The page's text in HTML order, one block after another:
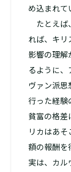
め込まれて
たとえば
れば、キリ
影響の理解
るように、
ヴァン派思
行った経験
貧富の格差
リカはあ
額の報酬を
実は、カル